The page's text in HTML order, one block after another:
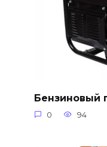
Бензиновый
0 94